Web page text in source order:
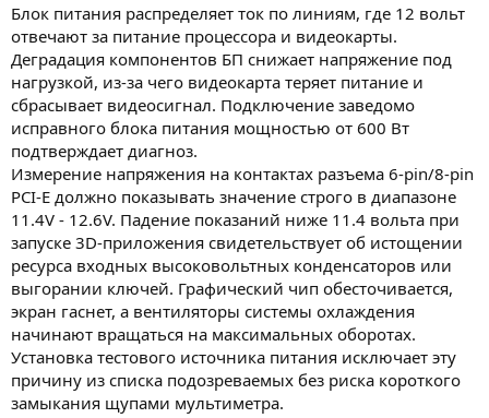
Блок питания распределяет ток по линиям, где 12 вольт
отвечают за питание процессора и видеокарты.
Деградация компонентов БП снижает напряжение под
нагрузкой, из-за чего видеокарта теряет питание и
сбрасывает видеосигнал. Подключение заведомо
исправного блока питания мощностью от 600 Вт
подтверждает диагноз.
Измерение напряжения на контактах разъема 6-pin/8-pin
PCI-E должно показывать значение строго в диапазоне
11.4V - 12.6V. Падение показаний ниже 11.4 вольта при
запуске 3D-приложения свидетельствует об истощении
ресурса входных высоковольтных конденсаторов или
выгорании ключей. Графический чип обесточивается,
экран гаснет, а вентиляторы системы охлаждения
начинают вращаться на максимальных оборотах.
Установка тестового источника питания исключает эту
причину из списка подозреваемых без риска короткого
замыкания щупами мультиметра.